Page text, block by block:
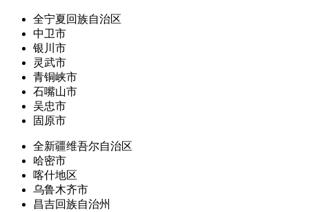
全宁夏回族自治区
中卫市
银川市
灵武市
青铜峡市
石嘴山市
吴忠市
固原市
全新疆维吾尔自治区
哈密市
喀什地区
乌鲁木齐市
昌吉回族自治州